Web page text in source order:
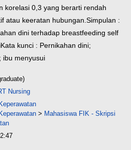
korelasi 0,3 yang berarti rendah
atau keeratan hubungan.Simpulan :
dini terhadap breastfeeding self
Kata kunci : Pernikahan dini;
ibu menyusui
Nursing
> Mahasiswa FIK - Skripsi